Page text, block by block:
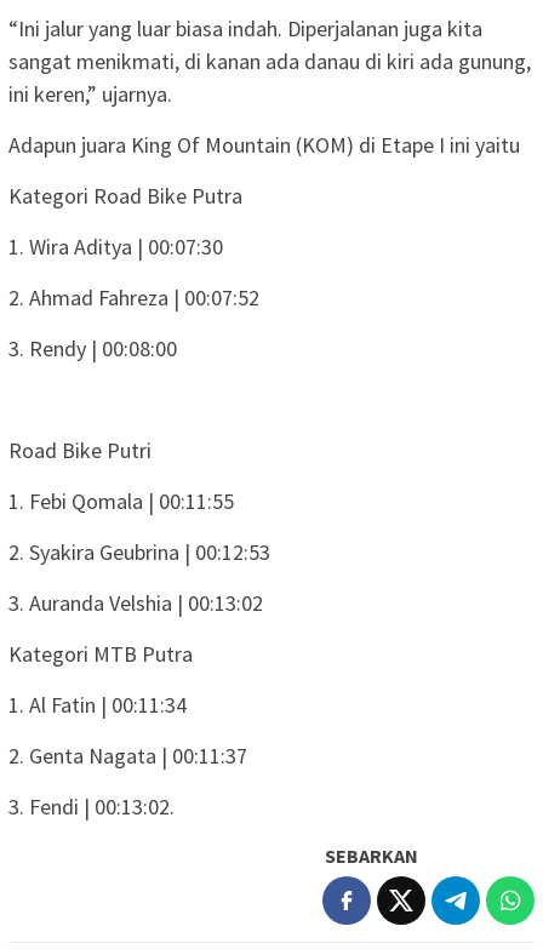
“Ini jalur yang luar biasa indah. Diperjalanan juga kita
sangat menikmati, di kanan ada danau di kiri ada gunung,
ini keren,” ujarnya.
Adapun juara King Of Mountain (KOM) di Etape I ini yaitu
Kategori Road Bike Putra
1. Wira Aditya | 00:07:30
2. Ahmad Fahreza | 00:07:52
3. Rendy | 00:08:00
Road Bike Putri
1. Febi Qomala | 00:11:55
2. Syakira Geubrina | 00:12:53
3. Auranda Velshia | 00:13:02
Kategori MTB Putra
1. Al Fatin | 00:11:34
2. Genta Nagata | 00:11:37
3. Fendi | 00:13:02.
SEBARKAN